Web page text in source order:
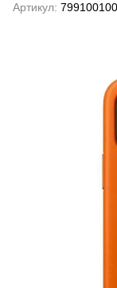
Артикул: